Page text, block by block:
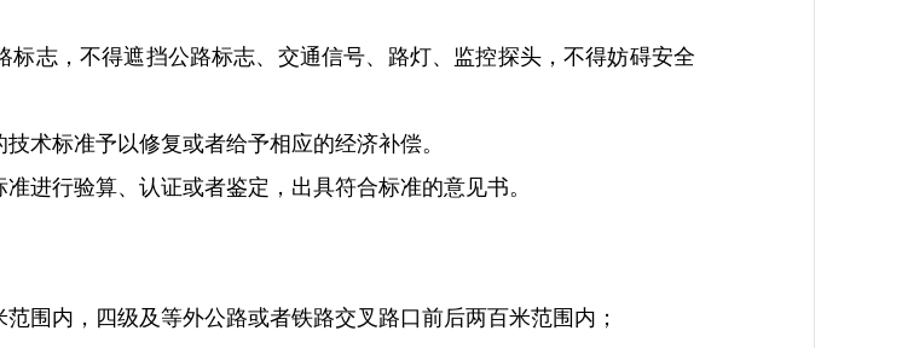
志，不得遮挡公路标志、交通信号、路灯、监控探头，不得妨碍安全
标准予以修复或者给予相应的经济补偿。
行验算、认证或者鉴定，出具符合标准的意见书。
内，四级及等外公路或者铁路交叉路口前后两百米范围内；